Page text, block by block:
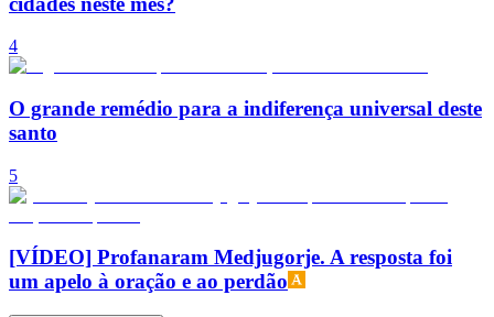
4
O grande remédio para a indiferença universal deste
santo
5
[VÍDEO] Profanaram Medjugorje. A resposta foi
um apelo à oração e ao perdão